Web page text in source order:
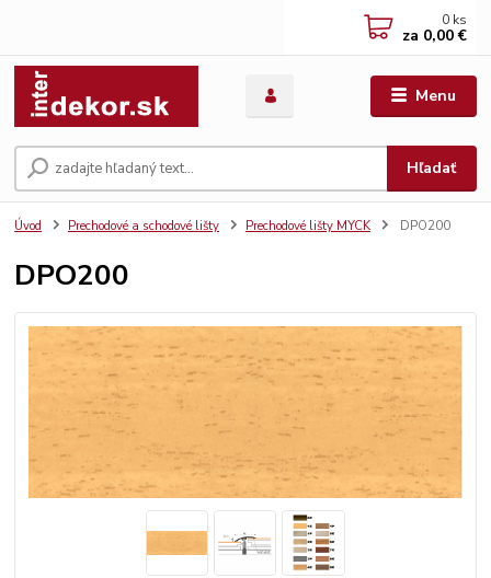
Menu
Hľadať
0 ks
za 0,00 €
Úvod Prechodové a schodové lišty Prechodové lišty MYCK DPO200
DPO200